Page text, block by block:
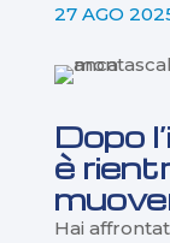
27 AGO
Dopo
è
Hai